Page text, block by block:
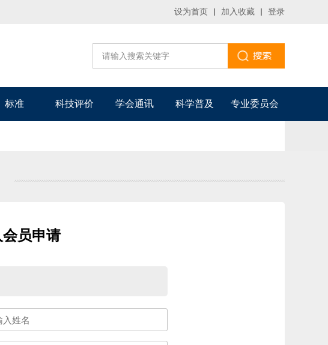
设为首页 加入收藏 登录
标准 科技评价 学会通讯 科学普及 专业委员会
员申请